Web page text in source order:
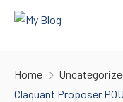
Home
Rooms
Home
Claquant Proposer